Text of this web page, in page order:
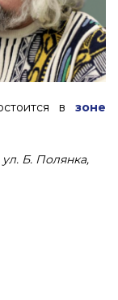
в зоне
Б. Полянка,